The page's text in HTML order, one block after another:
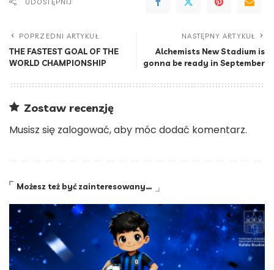
POPRZEDNI ARTYKUŁ
THE FASTEST GOAL OF THE
WORLD CHAMPIONSHIP
NASTĘPNY ARTYKUŁ
Alchemists New Stadium is
gonna be ready in September
Zostaw recenzję
Musisz się zalogować, aby móc dodać komentarz.
Możesz też być zainteresowany…